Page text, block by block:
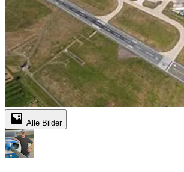
Alle Bilder